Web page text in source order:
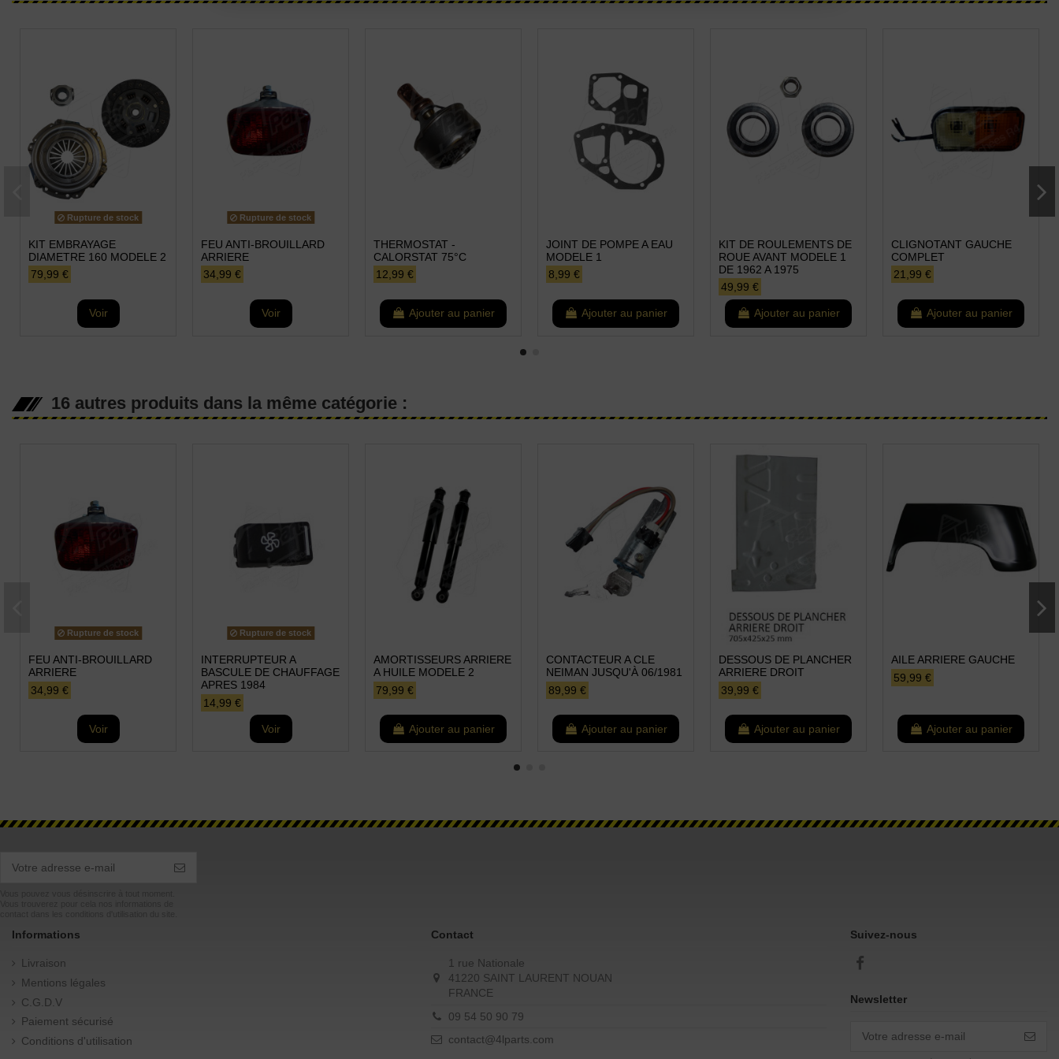
Rupture de stock
KIT EMBRAYAGE
DIAMETRE 160 MODELE 2
79,99 €
Voir
Rupture de stock
FEU ANTI-BROUILLARD
ARRIERE
34,99 €
Voir
THERMOSTAT -
CALORSTAT 75°C
12,99 €
Ajouter au panier
JOINT DE POMPE A EAU
MODELE 1
8,99 €
Ajouter au panier
KIT DE ROULEMENTS DE
ROUE AVANT MODELE 1
DE 1962 A 1975
49,99 €
Ajouter au panier
CLIGNOTANT GAUCHE
COMPLET
21,99 €
Ajouter au panier
16 autres produits dans la même catégorie :
Rupture de stock
FEU ANTI-BROUILLARD
ARRIERE
34,99 €
Voir
Rupture de stock
INTERRUPTEUR A
BASCULE DE CHAUFFAGE
APRES 1984
14,99 €
Voir
AMORTISSEURS ARRIERE
A HUILE MODELE 2
79,99 €
Ajouter au panier
CONTACTEUR A CLE
NEIMAN JUSQU'À 06/1981
89,99 €
Ajouter au panier
DESSOUS DE PLANCHER
ARRIERE DROIT
39,99 €
Ajouter au panier
AILE ARRIERE GAUCHE
59,99 €
Ajouter au panier
Informations
Livraison
Mentions légales
C.G.D.V
Paiement sécurisé
Conditions d'utilisation
Contact
1 rue Nationale
41220 SAINT LAURENT NOUAN
FRANCE
09 54 50 90 79
contact@4lparts.com
Suivez-nous
Newsletter